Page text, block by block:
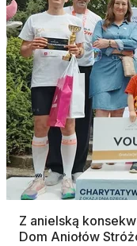
Z anielską
Dom Aniołów